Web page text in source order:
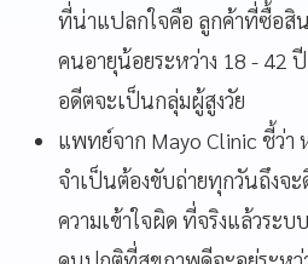
ที่น่าแปลกใจคือ ลูกค้าที่ซื้อสิ
คนอายุน้อยระหว่าง 18 - 42
อดีตจะเป็นกลุ่มผู้สูงวัย
แพทย์จาก Mayo Clinic ชี้ว่า
จำเป็นต้องขับถ่ายทุกวันถึงจ
ความเข้าใจผิด ที่จริงแล้วระบ